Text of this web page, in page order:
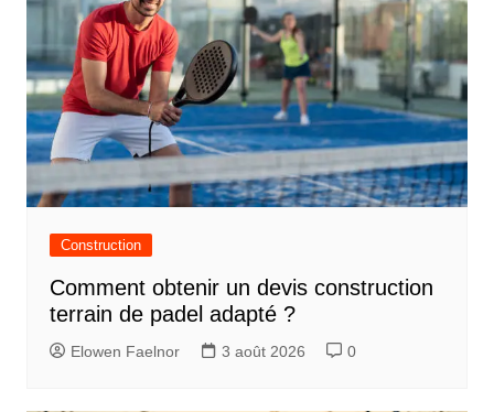
Construction
Comment obtenir un devis construction
terrain de padel adapté ?
Elowen Faelnor 3 août 2026 0